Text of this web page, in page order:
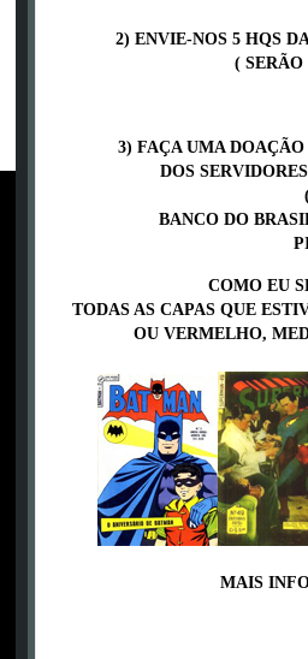
2) ENVIE-NOS 5 HQS
(
3) FAÇA UMA
DOS
BANCO DO
COMO EU
TODAS AS CAPAS QUE
OU VERMELHO,
MAIS